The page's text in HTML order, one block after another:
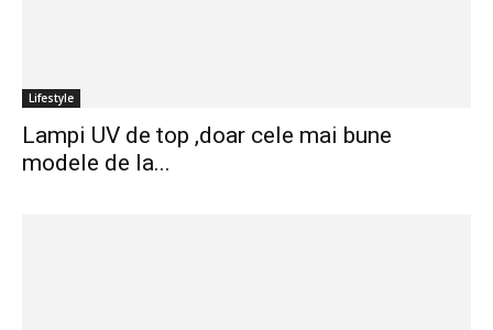
Lifestyle
Lampi UV de top ,doar cele mai bune
modele de la...